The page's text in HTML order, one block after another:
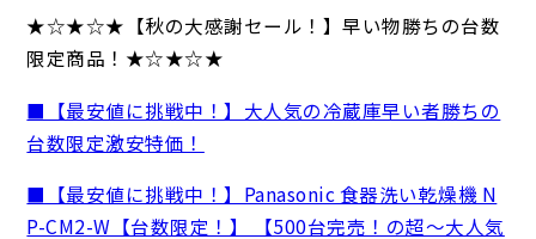
★☆★☆★【秋の大感謝セール！】早い物勝ちの台数
限定商品！★☆★☆★
■【最安値に挑戦中！】大人気の冷蔵庫早い者勝ちの
台数限定激安特価！
■【最安値に挑戦中！】Panasonic 食器洗い乾燥機 N
P-CM2-W【台数限定！】 【500台完売！の超～大人気